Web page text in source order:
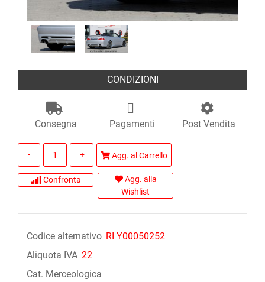
CONDIZIONI
Consegna Pagamenti Post Vendita
Agg. al Carrello
Confronta
Agg. alla
Wishlist
Codice alternativo RI Y00050252
Aliquota IVA 22
Cat. Merceologica